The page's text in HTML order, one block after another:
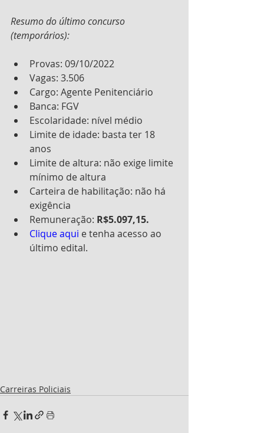
Resumo do último concurso
(temporários):
Provas: 09/10/2022
Vagas: 3.506
Cargo: Agente Penitenciário
Banca: FGV
Escolaridade: nível médio
Limite de idade: basta ter 18
anos
Limite de altura: não exige limite
mínimo de altura
Carteira de habilitação: não há
exigência
Remuneração: R$5.097,15.
Clique aqui e tenha acesso ao
último edital.
Carreiras Policiais